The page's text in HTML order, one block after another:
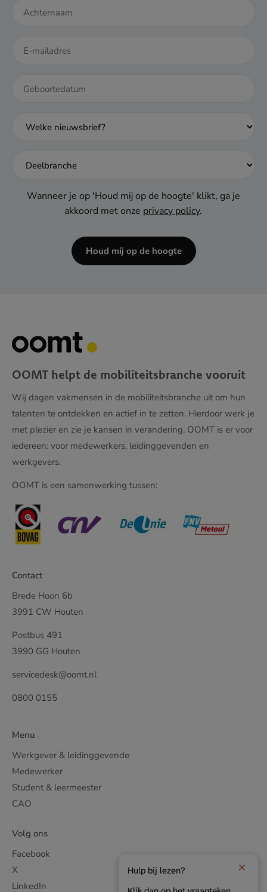
DD
MM
Wanneer je op 'Houd mij op de hoogte' klikt, ga je
akkoord met onze privacy policy.
Houd mij op de hoogte
OOMT helpt de mobiliteitsbranche vooruit
Wij dagen vakmensen in de mobiliteitsbranche uit om hun
talenten te ontdekken en actief in te zetten. Hierdoor werk je
met plezier en zie je kansen in verandering. OOMT is er voor
iedereen: voor medewerkers, leidinggevenden en
werkgevers.
OOMT is een samenwerking tussen:
Contact
Brede Hoon 6b
3991 CW Houten
Postbus 491
3990 GG Houten
servicedesk@oomt.nl
0800 0155
Menu
Werkgever & leidinggevende
Medewerker
Student & leermeester
CAO
Volg ons
Facebook
X
LinkedIn
Hulp bij lezen?